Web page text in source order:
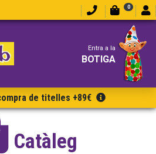
0
Entra a la
BOTIGA
de titelles +89€
Catàleg